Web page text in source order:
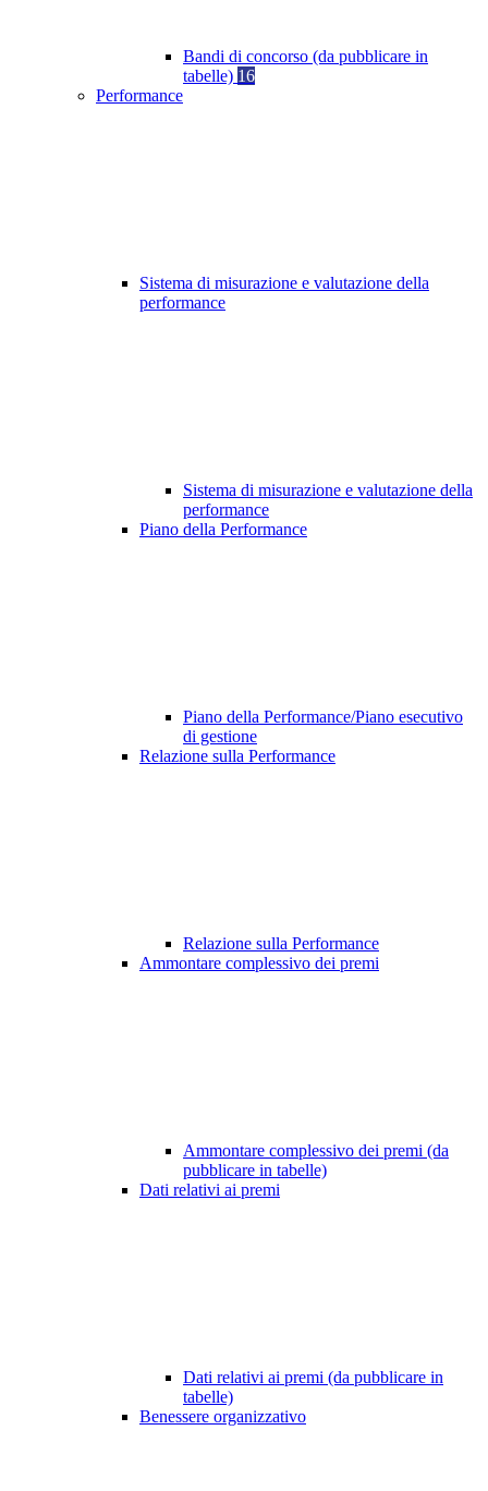
Bandi di concorso (da pubblicare in
tabelle) 16
Performance
Sistema di misurazione e valutazione della
performance
Sistema di misurazione e valutazione della
performance
Piano della Performance
Piano della Performance/Piano esecutivo
di gestione
Relazione sulla Performance
Relazione sulla Performance
Ammontare complessivo dei premi
Ammontare complessivo dei premi (da
pubblicare in tabelle)
Dati relativi ai premi
Dati relativi ai premi (da pubblicare in
tabelle)
Benessere organizzativo